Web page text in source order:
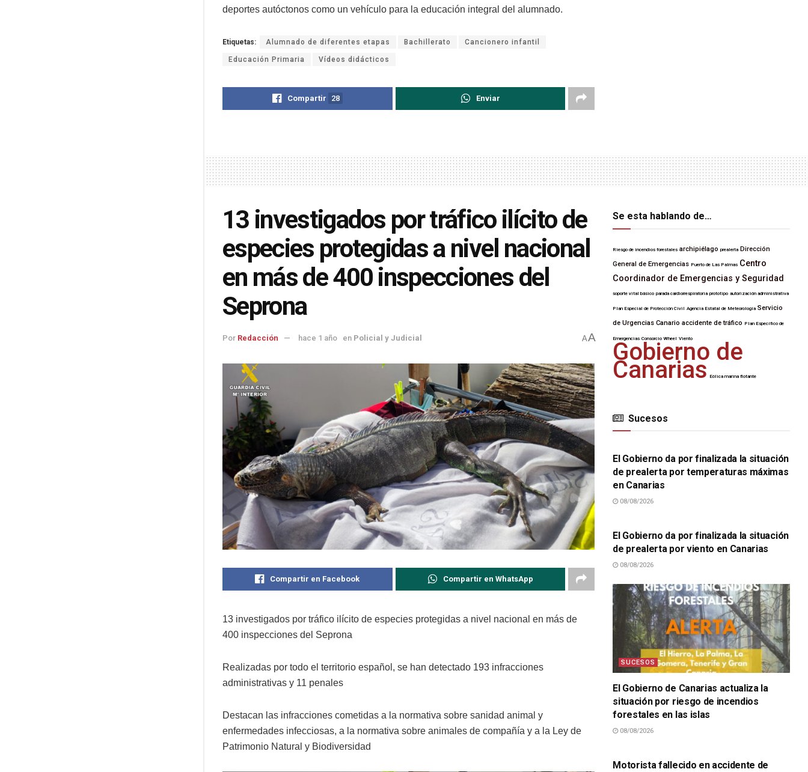
deportes autóctonos como un vehículo para la educación integral del alumnado.
Etiquetas: Alumnado de diferentes etapas Bachillerato Cancionero infantil
Educación Primaria Vídeos didácticos
Compartir 28 Enviar
13 investigados por tráfico ilícito de
especies protegidas a nivel nacional
en más de 400 inspecciones del
Seprona
Por Redacción hace 1 año en Policial y Judicial AA
Compartir en Facebook Compartir en WhatsApp
13 investigados por tráfico ilícito de especies protegidas a nivel nacional en más de
400 inspecciones del Seprona
Realizadas por todo el territorio español, se han detectado 193 infracciones
administrativas y 11 penales
Destacan las infracciones cometidas a la normativa sobre sanidad animal y
enfermedades infecciosas, a la normativa sobre animales de compañía y a la Ley de
Patrimonio Natural y Biodiversidad
Se esta hablando de…
Riesgo de incendios forestales archipiélago prealerta Dirección
General de Emergencias Puerto de Las Palmas Centro
Coordinador de Emergencias y Seguridad
soporte vital básico parada cardiorrespiratoria prototipo autorización administrativa
Plan Especial de Protección Civil Agencia Estatal de Meteorología Servicio
de Urgencias Canario accidente de tráfico Plan Específico de
Emergencias Consorcio Wheel Viento
Gobierno de
Canarias Eólica marina flotante
Sucesos
SUCESOS
El Gobierno da por finalizada la situación
de prealerta por temperaturas máximas
en Canarias
08/08/2026
El Gobierno da por finalizada la situación
de prealerta por viento en Canarias
08/08/2026
SUCESOS
El Gobierno de Canarias actualiza la
situación por riesgo de incendios
forestales en las islas
08/08/2026
Motorista fallecido en accidente de